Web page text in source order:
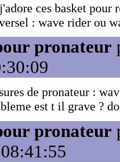
ces basket pour
: wave rider ou
pronateur
de pronateur :
est t il grave ?
pronateur